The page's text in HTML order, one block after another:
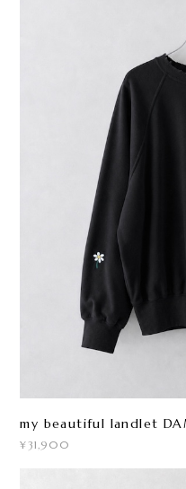
my beautiful landlet
¥31,900